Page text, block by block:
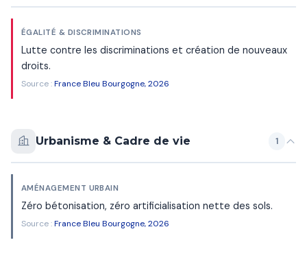
ÉGALITÉ & DISCRIMINATIONS
Lutte contre les discriminations et création de nouveaux
droits.
Source :France Bleu Bourgogne, 2026
Urbanisme & Cadre de vie 1
AMÉNAGEMENT URBAIN
Zéro bétonisation, zéro artificialisation nette des sols.
Source :France Bleu Bourgogne, 2026